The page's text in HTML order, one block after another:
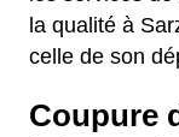
la qualité à
celle de son
Coupure